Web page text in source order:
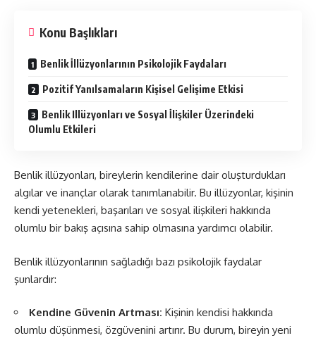
Konu Başlıkları
Benlik İllüzyonlarının Psikolojik Faydaları
Pozitif Yanılsamaların Kişisel Gelişime Etkisi
Benlik Illüzyonları ve Sosyal İlişkiler Üzerindeki
Olumlu Etkileri
Benlik illüzyonları, bireylerin kendilerine dair oluşturdukları
algılar ve inançlar olarak tanımlanabilir. Bu illüzyonlar, kişinin
kendi yetenekleri, başarıları ve sosyal ilişkileri hakkında
olumlu bir bakış açısına sahip olmasına yardımcı olabilir.
Benlik illüzyonlarının sağladığı bazı psikolojik faydalar
şunlardır:
Kendine Güvenin Artması: Kişinin kendisi hakkında
olumlu düşünmesi, özgüvenini artırır. Bu durum, bireyin yeni